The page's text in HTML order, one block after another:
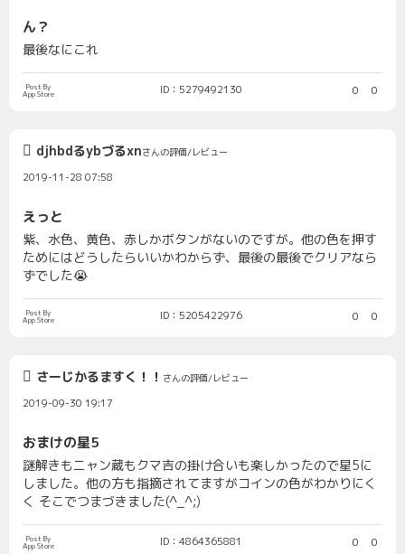
ん？
最後なにこれ
Post By
App Store ID：5279492130 0 0
djhbdるybづるxnさんの評価/レビュー
2019-11-28 07:58
えっと
紫、水色、黄色、赤しかボタンがないのですが。他の色を押す
ためにはどうしたらいいかわからず、最後の最後でクリアなら
ずでした😭
Post By
App Store ID：5205422976 0 0
さーじかるますく！！ さんの評価/レビュー
2019-09-30 19:17
おまけの星5
謎解きもニャン蔵もクマ吉の掛け合いも楽しかったので星5に
しました。他の方も指摘されてますがコインの色がわかりにく
く そこでつまづきました(^_^;)
Post By
App Store ID：4864365881 0 0